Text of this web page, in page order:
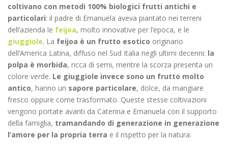
coltivano con metodi 100% biologici frutti antichi e
particolari: il padre di Emanuela aveva piantato nei terreni
dell’azienda le feijoa, molto innovative per l’epoca, e le
giuggiole. La feijoa è un frutto esotico originario
dell’America Latina, diffuso nel Sud Italia negli ultimi decenni: la
polpa è morbida, ricca di semi, mentre la scorza presenta un
colore verde. Le giuggiole invece sono un frutto molto
antico, hanno un sapore particolare, dolce, da mangiare
fresco oppure come trasformato. Queste stesse coltivazioni
vengono portate avanti da Caterina e Emanuela con il supporto
della famiglia, tramandando di generazione in generazione
l’amore per la propria terra e il rispetto per la natura.